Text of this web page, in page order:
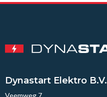
Dynastart Elektro B.V.
Veemweg 7